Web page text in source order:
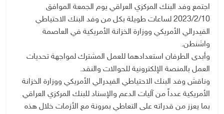
اجتمع وفد البنك المركزي العراقي يوم الجمعة الموافق
2023/2/10 لساعات طويلة بكل من وفد البنك الاحتياطي
الفيدرالي الأمريكي ووزارة الخزانة الأمريكية في العاصمة
واشنطن.
وأبدى الطرفان استعدادهما للعمل المشترك لمواجهة تحديات
العمل بالمنصة الإلكترونية للحوالات والنقد.
وناقش وفد البنك الاحتياطي الفيدرالي الأمريكي ووزارة الخزانة
الأمريكية عدداً من آليات الدعم والإسناد للبنك المركزي العراقي
بما يعزز من قدراته على التعاطي بمرونة مع الأزمات خلال هذه